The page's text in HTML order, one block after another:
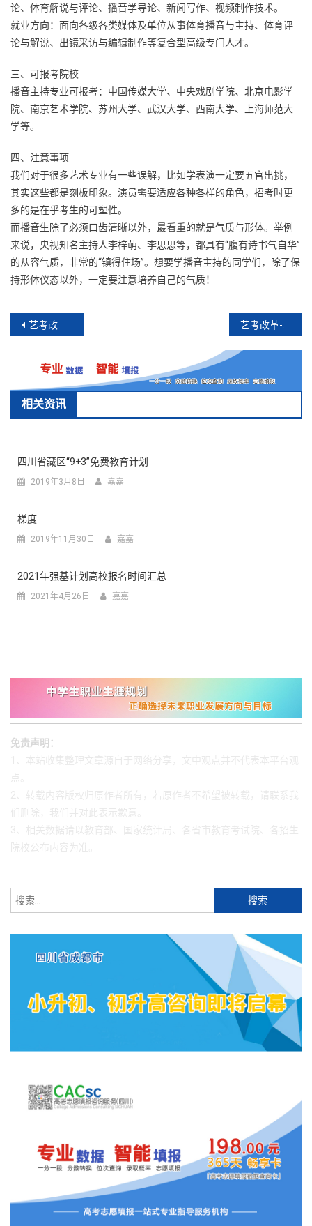
论、体育解说与评论、播音学导论、新闻写作、视频制作技术。
就业方向：面向各级各类媒体及单位从事体育播音与主持、体育评
论与解说、出镜采访与编辑制作等复合型高级专门人才。
三、可报考院校
播音主持专业可报考：中国传媒大学、中央戏剧学院、北京电影学
院、南京艺术学院、苏州大学、武汉大学、西南大学、上海师范大
学等。
四、注意事项
我们对于很多艺术专业有一些误解，比如学表演一定要五官出挑，
其实这些都是刻板印象。演员需要适应各种各样的角色，招考时更
多的是在乎考生的可塑性。
而播音生除了必须口齿清晰以外，最看重的就是气质与形体。举例
来说，央视知名主持人李梓萌、李思思等，都具有“腹有诗书气自华”
的从容气质，非常的“镇得住场”。想要学播音主持的同学们，除了保
持形体仪态以外，一定要注意培养自己的气质！
文
航
艺考改革-表(导)演类专业
相关资讯
四川省藏区“9+3”免费教育计划
2019年3月8日 嘉嘉
梯度
2019年11月30日 嘉嘉
2021年强基计划高校报名时间汇总
2021年4月26日 嘉嘉
免责声明：
索：